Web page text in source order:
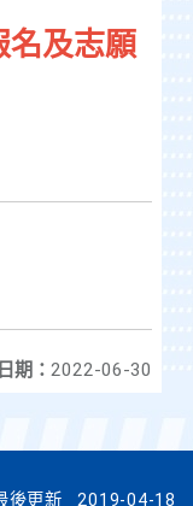
名及志願
期： 2022-06-30
後更新 2019-04-18